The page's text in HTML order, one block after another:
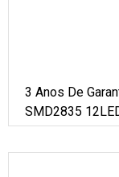
3 Anos De
SMD2835
Retroiluminação